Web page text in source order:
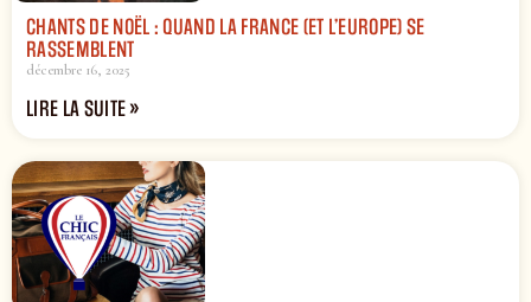
CHANTS DE NOËL : QUAND LA FRANCE (ET L’EUROPE) SE
RASSEMBLENT
décembre 16, 2025
LIRE LA SUITE »